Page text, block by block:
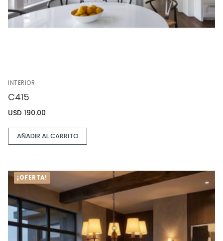
INTERIOR
C415
USD 190.00
AÑADIR AL CARRITO
¡OFERTA!